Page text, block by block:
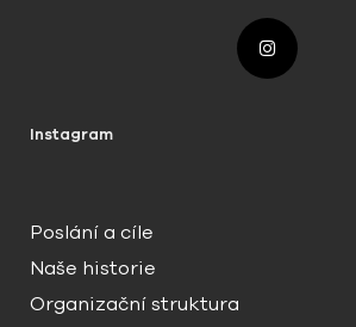
Poslání a cíle
Naše historie
Organizační struktura
Instagram